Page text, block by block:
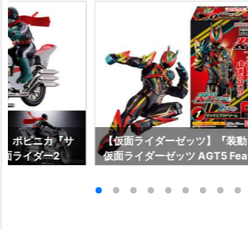
ポピニカ『サ
ライダー2
約【バンダ
【仮面ライダーゼッツ】『装動
仮面ライダーゼッツ AGT5 Fea
t.装動 仮面ライダーガッチャー
ド』食玩フィギュア予約【バン